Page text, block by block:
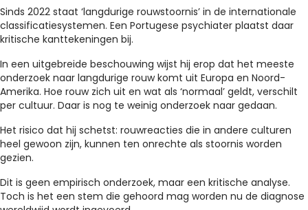
Sinds 2022 staat ‘langdurige rouwstoornis’ in de internationale
classificatiesystemen. Een Portugese psychiater plaatst daar
kritische kanttekeningen bij.
In een uitgebreide beschouwing wijst hij erop dat het meeste
onderzoek naar langdurige rouw komt uit Europa en Noord-
Amerika. Hoe rouw zich uit en wat als ‘normaal’ geldt, verschilt
per cultuur. Daar is nog te weinig onderzoek naar gedaan.
Het risico dat hij schetst: rouwreacties die in andere culturen
heel gewoon zijn, kunnen ten onrechte als stoornis worden
gezien.
Dit is geen empirisch onderzoek, maar een kritische analyse.
Toch is het een stem die gehoord mag worden nu de diagnose